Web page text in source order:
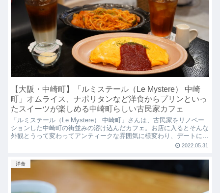
【大阪・中崎町】「ルミステール（Le Mystere） 中崎
町」オムライス、ナポリタンなど洋食からプリンといっ
たスイーツが楽しめる中崎町らしい古民家カフェ
「ルミステール（Le Mystere） 中崎町」さんは、古民家をリノベー
ションした中崎町の街並みの溶け込んだカフェ。お店に入るとそんな
外観とうって変わってアンティークな雰囲気に様変わり、デートにぴ
ったりですね♬オムライス、ナポリタンなどの洋食にデザート、どれ
2022.05.31
洋食